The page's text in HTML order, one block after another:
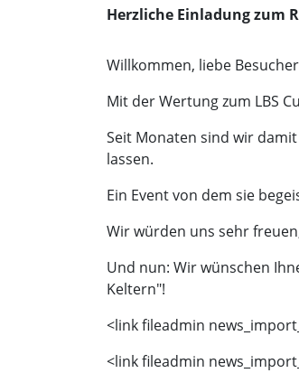
Herzliche Einladung zum
Willkommen, liebe
Mit der Wertung zum LBS
Seit Monaten sind wir
lassen.
Ein Event von dem sie
Wir würden uns sehr
Und nun: Wir wünschen
Keltern"!
<link fileadmin
<link fileadmin